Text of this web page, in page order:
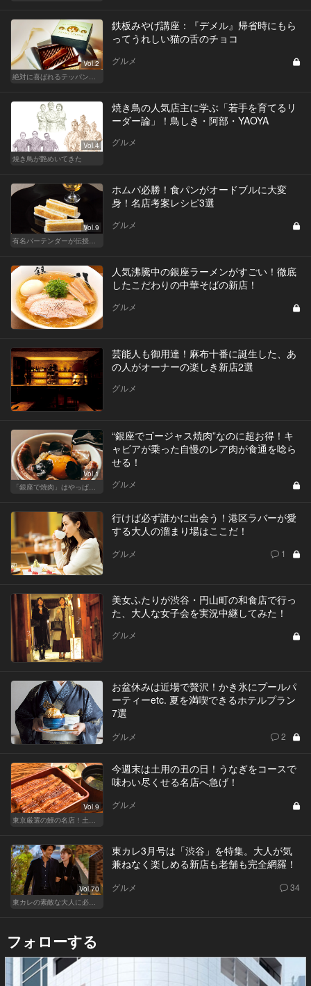
Vol.2
鉄板みやげ講座：『デメル』帰省時にもら
ってうれしい猫の舌のチョコ
グルメ
Vol.4
焼き鳥が艶めいてきた
焼き鳥の人気店主に学ぶ「若手を育てるリ
ーダー論」！鳥しき・阿部・YAOYA
グルメ
Vol.9
ホムパ必勝！食パンがオードブルに大変
身！名店考案レシピ3選
グルメ
人気沸騰中の銀座ラーメンがすごい！徹底
したこだわりの中華そばの新店！
グルメ
芸能人も御用達！麻布十番に誕生した、あ
の人がオーナーの楽しき新店2選
グルメ
Vol.1
“銀座でゴージャス焼肉”なのに超お得！キ
ャビアが乗った自慢のレア肉が食通を唸ら
せる！
グルメ
行けば必ず誰かに出会う！港区ラバーが愛
する大人の溜まり場はここだ！
グルメ 1
美女ふたりが渋谷・円山町の和食店で行っ
た、大人な女子会を実況中継してみた！
グルメ
お盆休みは近場で贅沢！かき氷にプールパ
ーティーetc. 夏を満喫できるホテルプラン
7選
グルメ 2
Vol.9
東京厳選の鰻の名店！土用の丑の日じゃなくても行きたい
今週末は土用の丑の日！うなぎをコースで
味わい尽くせる名店へ急げ！
グルメ
Vol.70
東カレの素敵な大人に必要なこと
東カレ3月号は「渋谷」を特集。大人が気
兼ねなく楽しめる新店も老舗も完全網羅！
グルメ 34
フォローする